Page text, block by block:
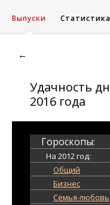
Выпуски Статистика
←
Удачность
2016 года
Гороскопы:
На 2012 год:
Общий
Бизнес
Семья-любовь